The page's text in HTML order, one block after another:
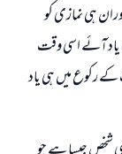
ہی نمازی کو
یاد آئے اسی وقت
رکوع میں ہی یاد